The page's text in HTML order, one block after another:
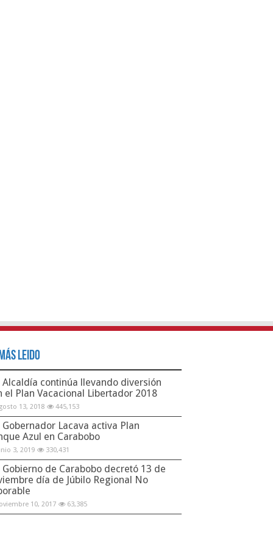
Leido
Alcaldía continúa llevando diversión
el Plan Vacacional Libertador 2018
13, 2018 445,153
Gobernador Lacava activa Plan
Azul en Carabobo
3, 2019 330,431
Gobierno de Carabobo decretó 13 de
día de Júbilo Regional No
10, 2017 63,385